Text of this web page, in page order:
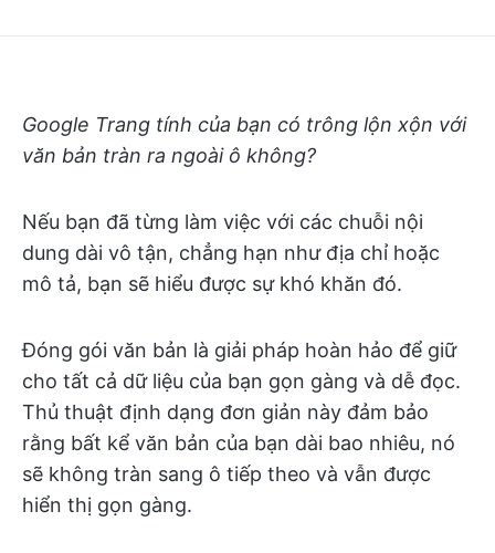
Google Trang tính của bạn có trông lộn xộn với
văn bản tràn ra ngoài ô không?
Nếu bạn đã từng làm việc với các chuỗi nội
dung dài vô tận, chẳng hạn như địa chỉ hoặc
mô tả, bạn sẽ hiểu được sự khó khăn đó.
Đóng gói văn bản là giải pháp hoàn hảo để giữ
cho tất cả dữ liệu của bạn gọn gàng và dễ đọc.
Thủ thuật định dạng đơn giản này đảm bảo
rằng bất kể văn bản của bạn dài bao nhiêu, nó
sẽ không tràn sang ô tiếp theo và vẫn được
hiển thị gọn gàng.